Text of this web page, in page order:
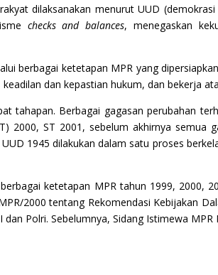
dilaksanakan menurut UUD
checks and balances, menegaskan
berbagai ketetapan MPR yang
dan kepastian hukum, dan bekerja
tahapan. Berbagai gagasan perubahan
2000, ST 2001, sebelum akhirnya
1945 dilakukan dalam satu proses
ketetapan MPR tahun 1999,
2000 tentang Rekomendasi Kebijakan
dan Polri. Sebelumnya, Sidang Istimewa